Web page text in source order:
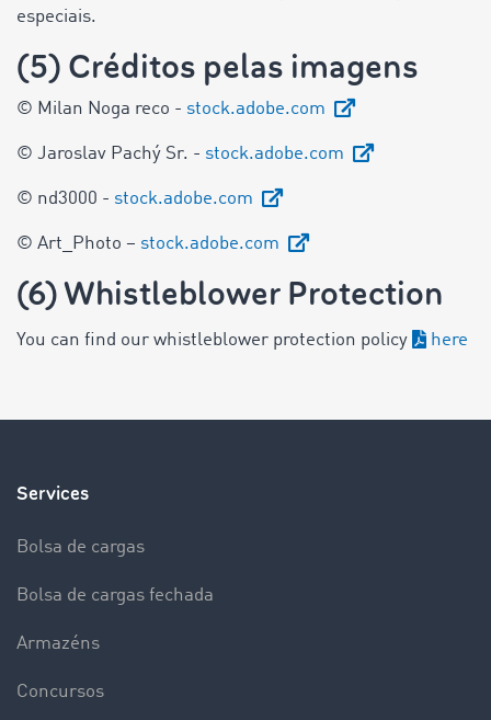
especiais.
(5) Créditos pelas imagens
© Milan Noga reco - stock.adobe.com
© Jaroslav Pachý Sr. - stock.adobe.com
© nd3000 - stock.adobe.com
© Art_Photo – stock.adobe.com
(6) Whistleblower Protection
You can find our whistleblower protection policy here
Services
Bolsa de cargas
Bolsa de cargas fechada
Armazéns
Concursos